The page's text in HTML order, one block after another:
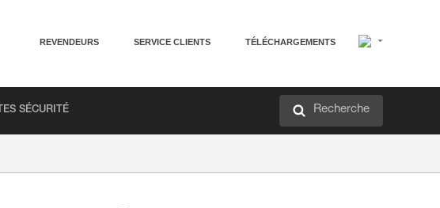
REVENDEURS SERVICE CLIENTS TÉLÉCHARGEMENTS
SÉCURITÉ Recherche